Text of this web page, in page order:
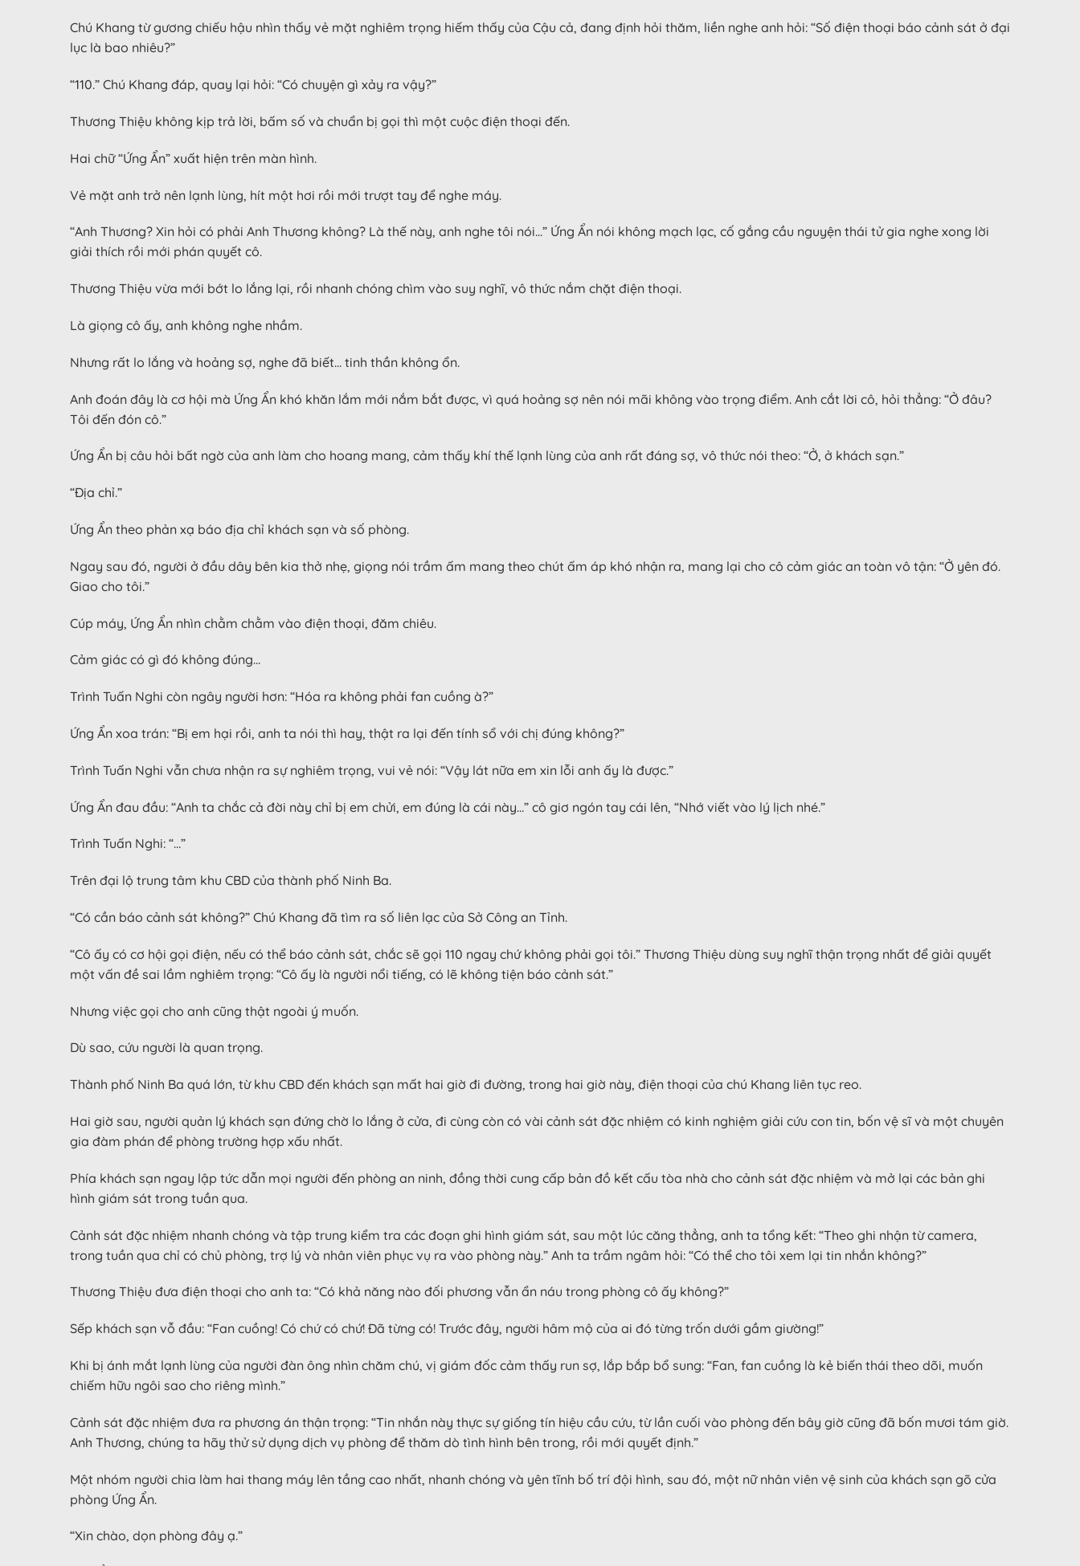
Chú Khang từ gương chiếu hậu nhìn thấy vẻ mặt nghiêm trọng hiếm thấy của Cậu cả, đang định hỏi thăm, liền nghe anh hỏi: “Số điện thoại báo cảnh sát ở đại
lục là bao nhiêu?”
“110.” Chú Khang đáp, quay lại hỏi: “Có chuyện gì xảy ra vậy?”
Thương Thiệu không kịp trả lời, bấm số và chuẩn bị gọi thì một cuộc điện thoại đến.
Hai chữ “Ứng Ẩn” xuất hiện trên màn hình.
Vẻ mặt anh trở nên lạnh lùng, hít một hơi rồi mới trượt tay để nghe máy.
“Anh Thương? Xin hỏi có phải Anh Thương không? Là thế này, anh nghe tôi nói…” Ứng Ẩn nói không mạch lạc, cố gắng cầu nguyện thái tử gia nghe xong lời
giải thích rồi mới phán quyết cô.
Thương Thiệu vừa mới bớt lo lắng lại, rồi nhanh chóng chìm vào suy nghĩ, vô thức nắm chặt điện thoại.
Là giọng cô ấy, anh không nghe nhầm.
Nhưng rất lo lắng và hoảng sợ, nghe đã biết… tinh thần không ổn.
Anh đoán đây là cơ hội mà Ứng Ẩn khó khăn lắm mới nắm bắt được, vì quá hoảng sợ nên nói mãi không vào trọng điểm. Anh cắt lời cô, hỏi thẳng: “Ở đâu?
Tôi đến đón cô.”
Ứng Ẩn bị câu hỏi bất ngờ của anh làm cho hoang mang, cảm thấy khí thế lạnh lùng của anh rất đáng sợ, vô thức nói theo: “Ở, ở khách sạn.”
“Địa chỉ.”
Ứng Ẩn theo phản xạ báo địa chỉ khách sạn và số phòng.
Ngay sau đó, người ở đầu dây bên kia thở nhẹ, giọng nói trầm ấm mang theo chút ấm áp khó nhận ra, mang lại cho cô cảm giác an toàn vô tận: “Ở yên đó.
Giao cho tôi.”
Cúp máy, Ứng Ẩn nhìn chằm chằm vào điện thoại, đăm chiêu.
Cảm giác có gì đó không đúng…
Trình Tuấn Nghi còn ngây người hơn: “Hóa ra không phải fan cuồng à?”
Ứng Ẩn xoa trán: “Bị em hại rồi, anh ta nói thì hay, thật ra lại đến tính sổ với chị đúng không?”
Trình Tuấn Nghi vẫn chưa nhận ra sự nghiêm trọng, vui vẻ nói: “Vậy lát nữa em xin lỗi anh ấy là được.”
Ứng Ẩn đau đầu: “Anh ta chắc cả đời này chỉ bị em chửi, em đúng là cái này…” cô giơ ngón tay cái lên, “Nhớ viết vào lý lịch nhé.”
Trình Tuấn Nghi: “…”
Trên đại lộ trung tâm khu CBD của thành phố Ninh Ba.
“Có cần báo cảnh sát không?” Chú Khang đã tìm ra số liên lạc của Sở Công an Tỉnh.
“Cô ấy có cơ hội gọi điện, nếu có thể báo cảnh sát, chắc sẽ gọi 110 ngay chứ không phải gọi tôi.” Thương Thiệu dùng suy nghĩ thận trọng nhất để giải quyết
một vấn đề sai lầm nghiêm trọng: “Cô ấy là người nổi tiếng, có lẽ không tiện báo cảnh sát.”
Nhưng việc gọi cho anh cũng thật ngoài ý muốn.
Dù sao, cứu người là quan trọng.
Thành phố Ninh Ba quá lớn, từ khu CBD đến khách sạn mất hai giờ đi đường, trong hai giờ này, điện thoại của chú Khang liên tục reo.
Hai giờ sau, người quản lý khách sạn đứng chờ lo lắng ở cửa, đi cùng còn có vài cảnh sát đặc nhiệm có kinh nghiệm giải cứu con tin, bốn vệ sĩ và một chuyên
gia đàm phán để phòng trường hợp xấu nhất.
Phía khách sạn ngay lập tức dẫn mọi người đến phòng an ninh, đồng thời cung cấp bản đồ kết cấu tòa nhà cho cảnh sát đặc nhiệm và mở lại các bản ghi
hình giám sát trong tuần qua.
Cảnh sát đặc nhiệm nhanh chóng và tập trung kiểm tra các đoạn ghi hình giám sát, sau một lúc căng thẳng, anh ta tổng kết: “Theo ghi nhận từ camera,
trong tuần qua chỉ có chủ phòng, trợ lý và nhân viên phục vụ ra vào phòng này.” Anh ta trầm ngâm hỏi: “Có thể cho tôi xem lại tin nhắn không?”
Thương Thiệu đưa điện thoại cho anh ta: “Có khả năng nào đối phương vẫn ẩn náu trong phòng cô ấy không?”
Sếp khách sạn vỗ đầu: “Fan cuồng! Có chứ có chứ! Đã từng có! Trước đây, người hâm mộ của ai đó từng trốn dưới gầm giường!”
Khi bị ánh mắt lạnh lùng của người đàn ông nhìn chăm chú, vị giám đốc cảm thấy run sợ, lắp bắp bổ sung: “Fan, fan cuồng là kẻ biến thái theo dõi, muốn
chiếm hữu ngôi sao cho riêng mình.”
Cảnh sát đặc nhiệm đưa ra phương án thận trọng: “Tin nhắn này thực sự giống tín hiệu cầu cứu, từ lần cuối vào phòng đến bây giờ cũng đã bốn mươi tám giờ.
Anh Thương, chúng ta hãy thử sử dụng dịch vụ phòng để thăm dò tình hình bên trong, rồi mới quyết định.”
Một nhóm người chia làm hai thang máy lên tầng cao nhất, nhanh chóng và yên tĩnh bố trí đội hình, sau đó, một nữ nhân viên vệ sinh của khách sạn gõ cửa
phòng Ứng Ẩn.
“Xin chào, dọn phòng đây ạ.”